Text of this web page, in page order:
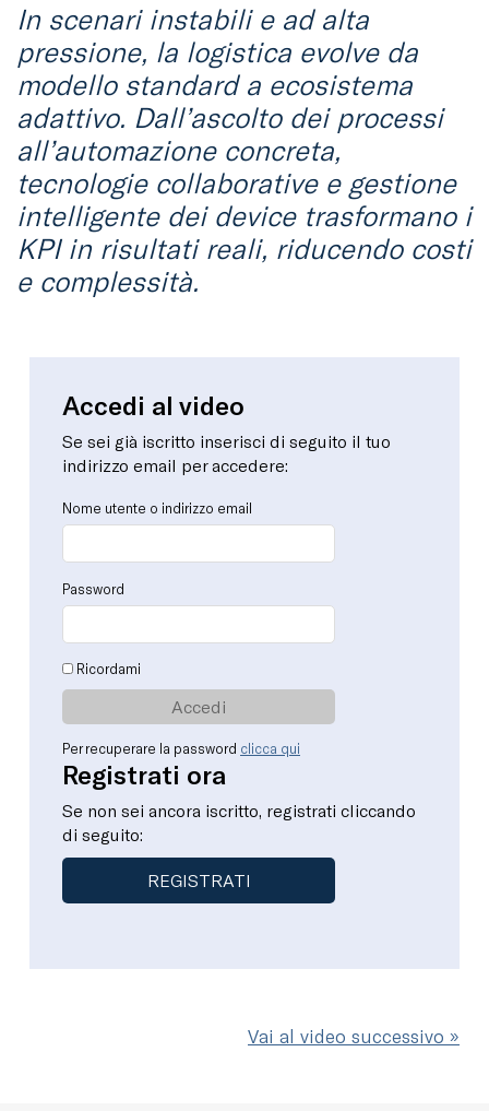
In scenari instabili e ad alta
pressione, la logistica evolve da
modello standard a ecosistema
adattivo. Dall’ascolto dei processi
all’automazione concreta,
tecnologie collaborative e gestione
intelligente dei device trasformano i
KPI in risultati reali, riducendo costi
e complessità.
Accedi al video
Se sei già iscritto inserisci di seguito il tuo
indirizzo email per accedere:
Nome utente o indirizzo email
Password
Ricordami
Per recuperare la password clicca qui
Registrati ora
Se non sei ancora iscritto, registrati cliccando
di seguito:
REGISTRATI
Vai al video successivo »